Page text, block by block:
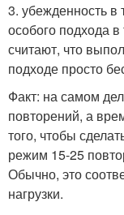
3. убежденность в
особого подхода
считают, что
подходе просто
Факт: на самом
повторений, а
того, чтобы
режим 15-25
Обычно, это
нагрузки.